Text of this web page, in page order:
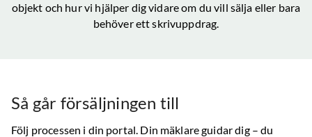
objekt och hur vi hjälper dig vidare om du vill sälja eller bara
behöver ett skrivuppdrag.
Så går försäljningen till
Följ processen i din portal. Din mäklare guidar dig – du